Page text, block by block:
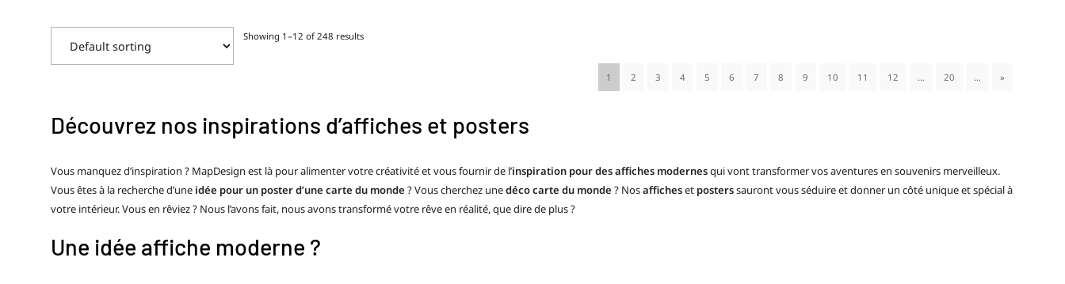
Showing 1–12 of 248 results
1 2 3 4 5 6 7 8 9 10 11 12 … 20 … »
Découvrez nos inspirations d’affiches et posters
Vous manquez d’inspiration ? MapDesign est là pour alimenter votre créativité et vous fournir de l’inspiration pour des affiches modernesqui vont transformer vos aventures en souvenirs merveilleux.
Vous êtes à la recherche d’une idée pour un poster d’une carte du monde ? Vous cherchez unedéco carte du monde ? Nosafficheset posterssauront vous séduire et donner un côté unique et spécial à
votre intérieur. Vous en rêviez ? Nous l’avons fait, nous avons transformé votre rêve en réalité, que dire de plus ?
Une idée affiche moderne ?